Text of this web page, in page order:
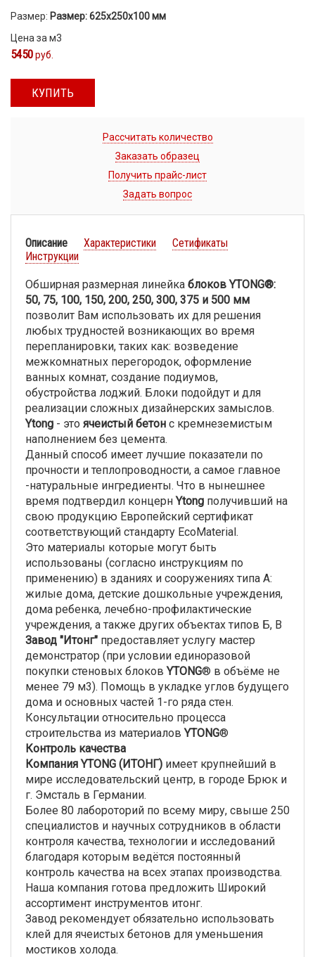
Размер: Размер: 625х250х100 мм
Цена за м3
5450руб.
КУПИТЬ
Рассчитать количество
Заказать образец
Получить прайс-лист
Задать вопрос
Описание Характеристики
Сетификаты
Инструкции
Обширная размерная линейка блоков YTONG®:
50, 75, 100, 150, 200, 250, 300, 375 и 500 мм
позволит Вам использовать их для решения
любых трудностей возникающих во время
перепланировки, таких как: возведение
межкомнатных перегородок, оформление
ванных комнат, создание подиумов,
обустройства лоджий. Блоки подойдут и для
реализации сложных дизайнерских замыслов.
Ytong - это ячеистый бетон с кремнеземистым
наполнением без цемента.
Данный способ имеет лучшие показатели по
прочности и теплопроводности, а самое главное
-натуральные ингредиенты. Что в нынешнее
время подтвердил концернYtong получивший на
свою продукцию Европейский сертификат
соответствующий стандарту EcoMaterial.
Это материалы которые могут быть
использованы (согласно инструкциям по
применению) в зданиях и сооружениях типа А:
жилые дома, детские дошкольные учреждения,
дома ребенка, лечебно-профилактические
учреждения, а также других объектах типов Б, В
Завод "Итонг" предоставляет услугу мастер
демонстратор (при условии единоразовой
покупки стеновых блоков YTONG® в объёме не
менее 79 м3). Помощь в укладке углов будущего
дома и основных частей 1-го ряда стен.
Консультации относительно процесса
строительства из материаловYTONG®
Контроль качества
Компания YTONG (ИТОНГ) имеет крупнейший в
мире исследовательский центр, в городе Брюк и
г. Эмсталь в Германии.
Более 80 лабороторий по всему миру, свыше 250
специалистов и научных сотрудников в области
контроля качества, технологии и исследований
благодаря которым ведётся постоянный
контроль качества на всех этапах производства.
Наша компания готова предложить Широкий
ассортимент инструментов итонг.
Завод рекомендует обязательно использовать
клей для ячеистых бетонов для уменьшения
мостиков холода.